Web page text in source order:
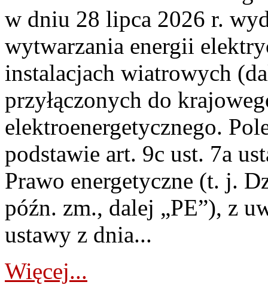
w dniu 28 lipca 2026 r.
wytwarzania energii
instalacjach wiatrowych
przyłączonych do
elektroenergetycznego.
podstawie art. 9c ust. 7a
Prawo energetyczne (t. j.
późn. zm., dalej „PE”), z
ustawy z dnia...
Więcej...